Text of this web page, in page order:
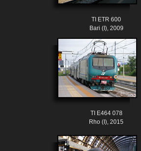
TI ETR 600
Bari (I), 2009
TI E464 078
Rho (I), 2015